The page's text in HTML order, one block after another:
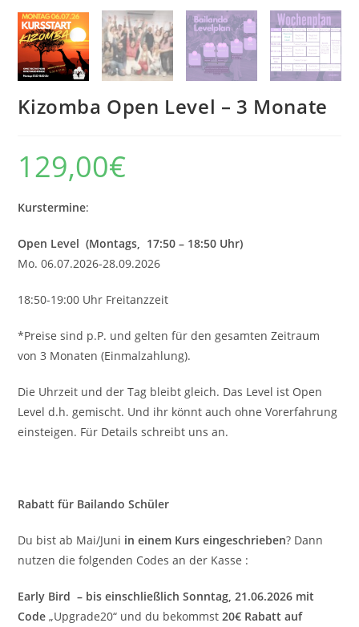
Kizomba Open Level – 3 Monate
129,00€
Kurstermine:
Open Level(Montags, 17:50 – 18:50 Uhr)
Mo. 06.07.2026-28.09.2026
18:50-19:00 Uhr Freitanzzeit
*Preise sind p.P. und gelten für den gesamten Zeitraum
von 3 Monaten (Einmalzahlung).
Die Uhrzeit und der Tag bleibt gleich. Das Level ist Open
Level d.h. gemischt. Und ihr könnt auch ohne Vorerfahrung
einsteigen. Für Details schreibt uns an.
Rabatt für Bailando Schüler
Du bist ab Mai/Juni in einem Kurs eingeschrieben? Dann
nutzen die folgenden Codes an der Kasse :
Early Bird – bis einschließlich Sonntag, 21.06.2026 mit
Code„Upgrade20“ und du bekommst 20€ Rabatt auf